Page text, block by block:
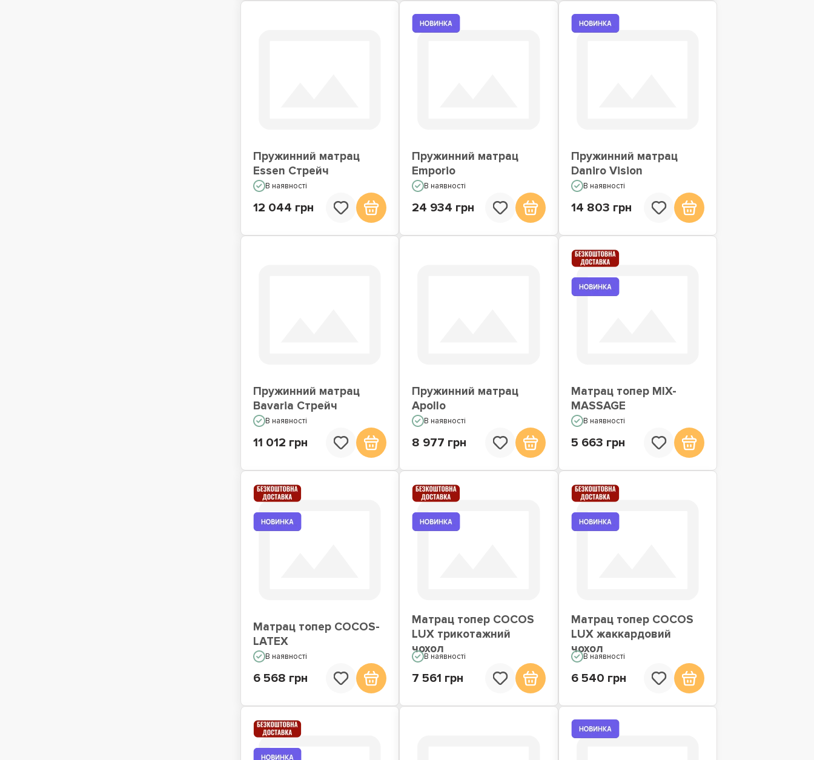
Пружинний матрац
Essen Стрейч
В наявності
12 044 грн
Пружинний матрац
Emporio
В наявності
24 934 грн
Пружинний матрац
Daniro Vision
В наявності
14 803 грн
Пружинний матрац
Bavaria Стрейч
В наявності
11 012 грн
Пружинний матрац
Apollo
В наявності
8 977 грн
Матрац топер MIX-
MASSAGE
В наявності
5 663 грн
Матрац топер COCOS-
LATEX
В наявності
6 568 грн
Матрац топер COCOS
LUX трикотажний
чохол
В наявності
7 561 грн
Матрац топер COCOS
LUX жаккардовий
чохол
В наявності
6 540 грн